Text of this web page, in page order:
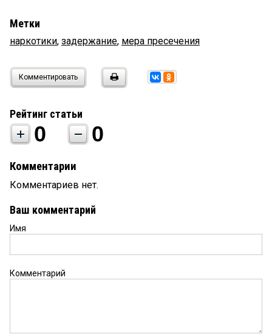
Метки
наркотики, задержание, мера пресечения
Комментировать
Рейтинг статьи
0 0
Комментарии
Комментариев нет.
Ваш комментарий
Имя
Комментарий